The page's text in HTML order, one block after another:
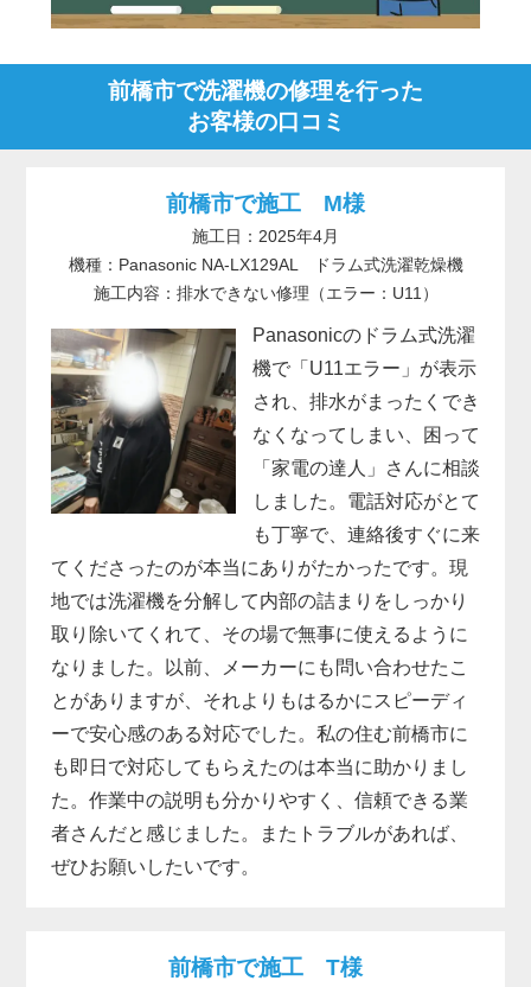
前橋市で洗濯機の修理を行った
お客様の口コミ
前橋市で施工 M様
施工日：2025年4月
機種：Panasonic NA-LX129AL ドラム式洗濯乾燥機
施工内容：排水できない修理（エラー：U11）
Panasonicのドラム式洗濯
機で「U11エラー」が表示
され、排水がまったくでき
なくなってしまい、困って
「家電の達人」さんに相談
しました。電話対応がとて
も丁寧で、連絡後すぐに来
てくださったのが本当にありがたかったです。現
地では洗濯機を分解して内部の詰まりをしっかり
取り除いてくれて、その場で無事に使えるように
なりました。以前、メーカーにも問い合わせたこ
とがありますが、それよりもはるかにスピーディ
ーで安心感のある対応でした。私の住む前橋市に
も即日で対応してもらえたのは本当に助かりまし
た。作業中の説明も分かりやすく、信頼できる業
者さんだと感じました。またトラブルがあれば、
ぜひお願いしたいです。
前橋市で施工 T様